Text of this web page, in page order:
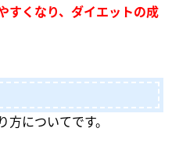
すくなり、ダイエットの成
についてです。